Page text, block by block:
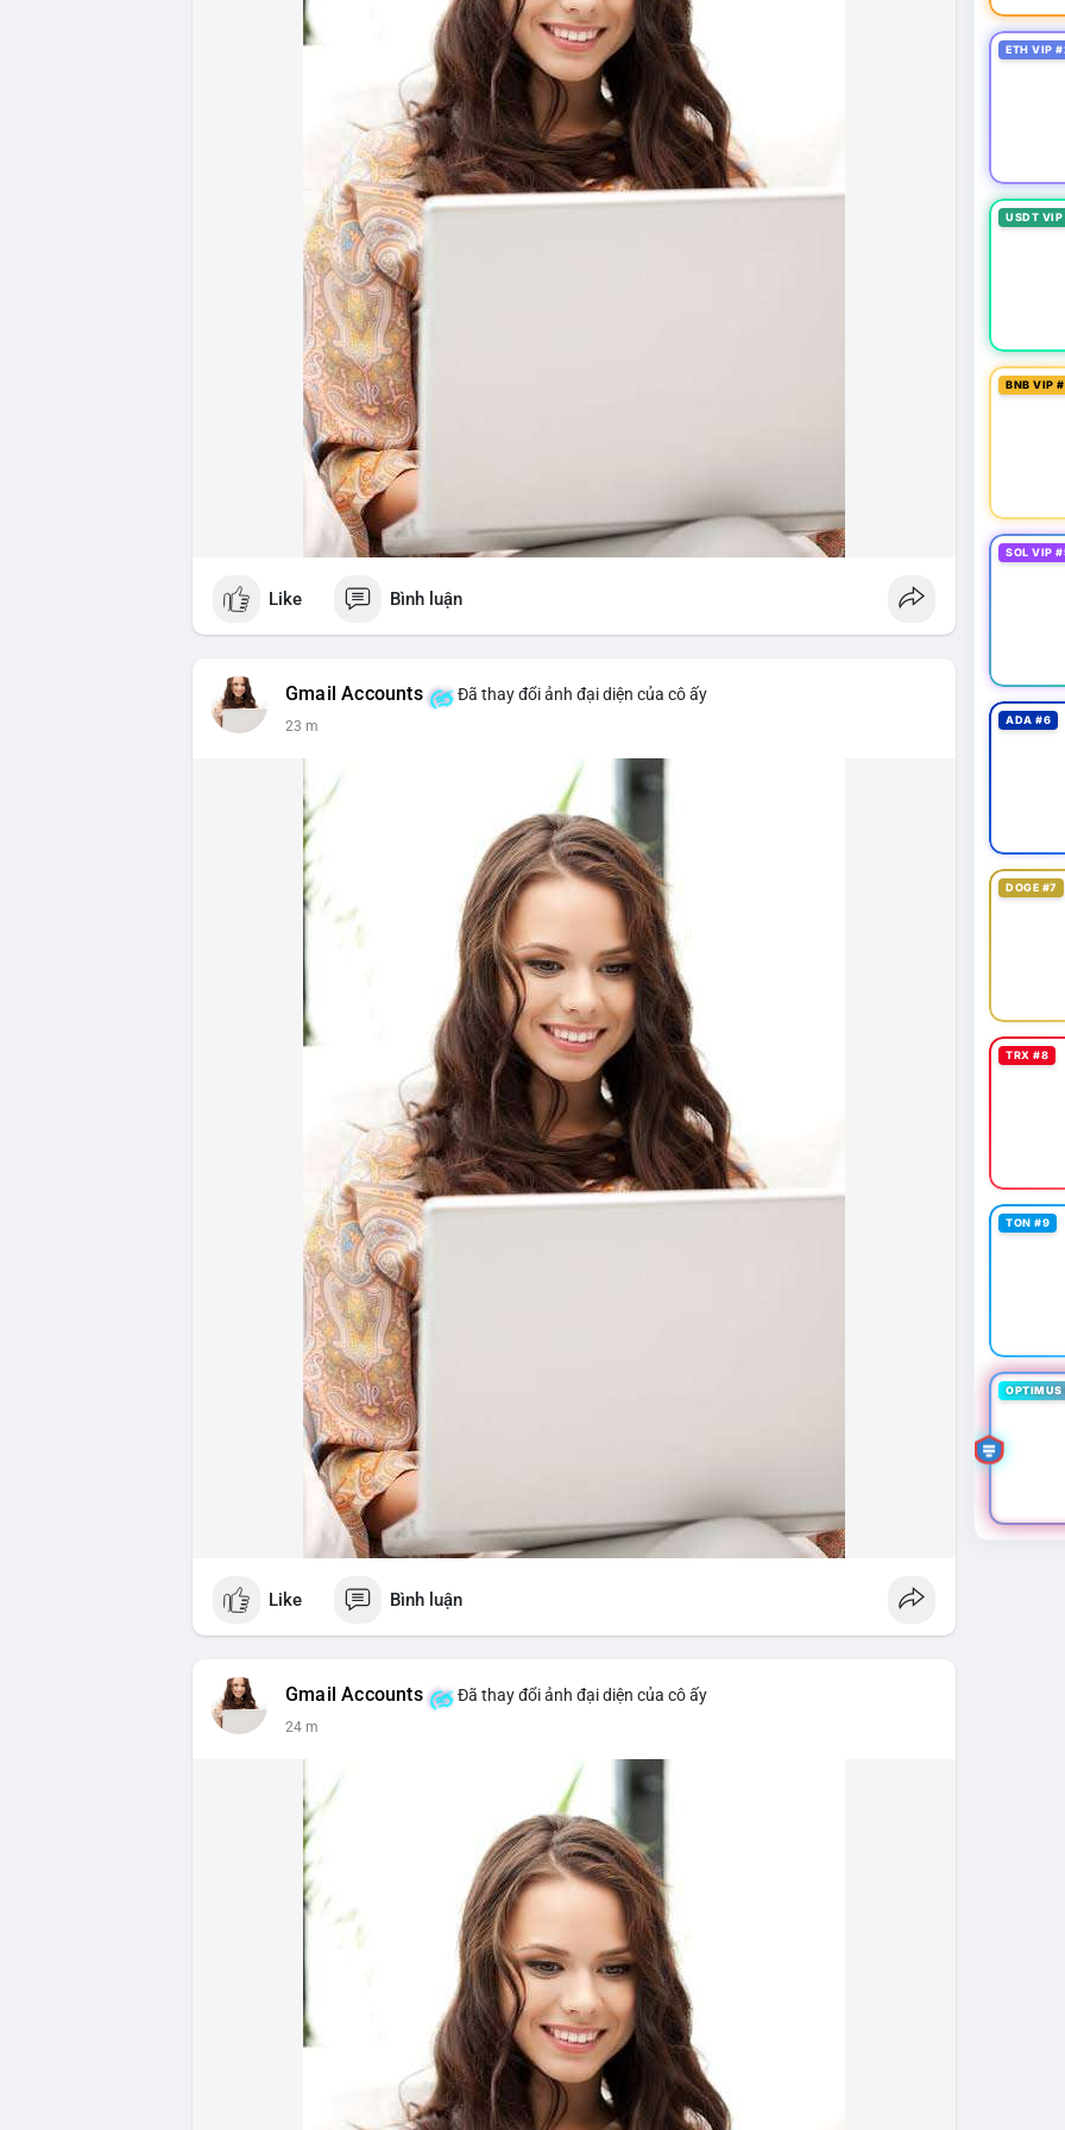
từ dòng vốn ETF (tuần tốt nhất kể từ tháng 4 với 1 tỷ USD) trước khi gia tăng vị thế.
Xem chi tiết các bài viết đầy đủ tại dòng thời gian của Vlike.vn!
#feargreedindex #bip110fork #brazilcryptoregulation
Like Bình luận
Gmail Accounts Đã thay đổi ảnh đại diện của cô ấy
23 m
Like Bình luận
Gmail Accounts Đã thay đổi ảnh đại diện của cô ấy
24 m
ETH VIP
USDT
BNB VIP
SOL VIP
ADA #6
DOGE #7
TRX #8
TON #9
OPTIMUS